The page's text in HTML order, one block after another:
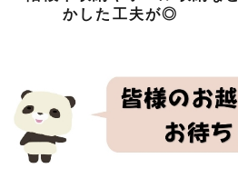
かした工